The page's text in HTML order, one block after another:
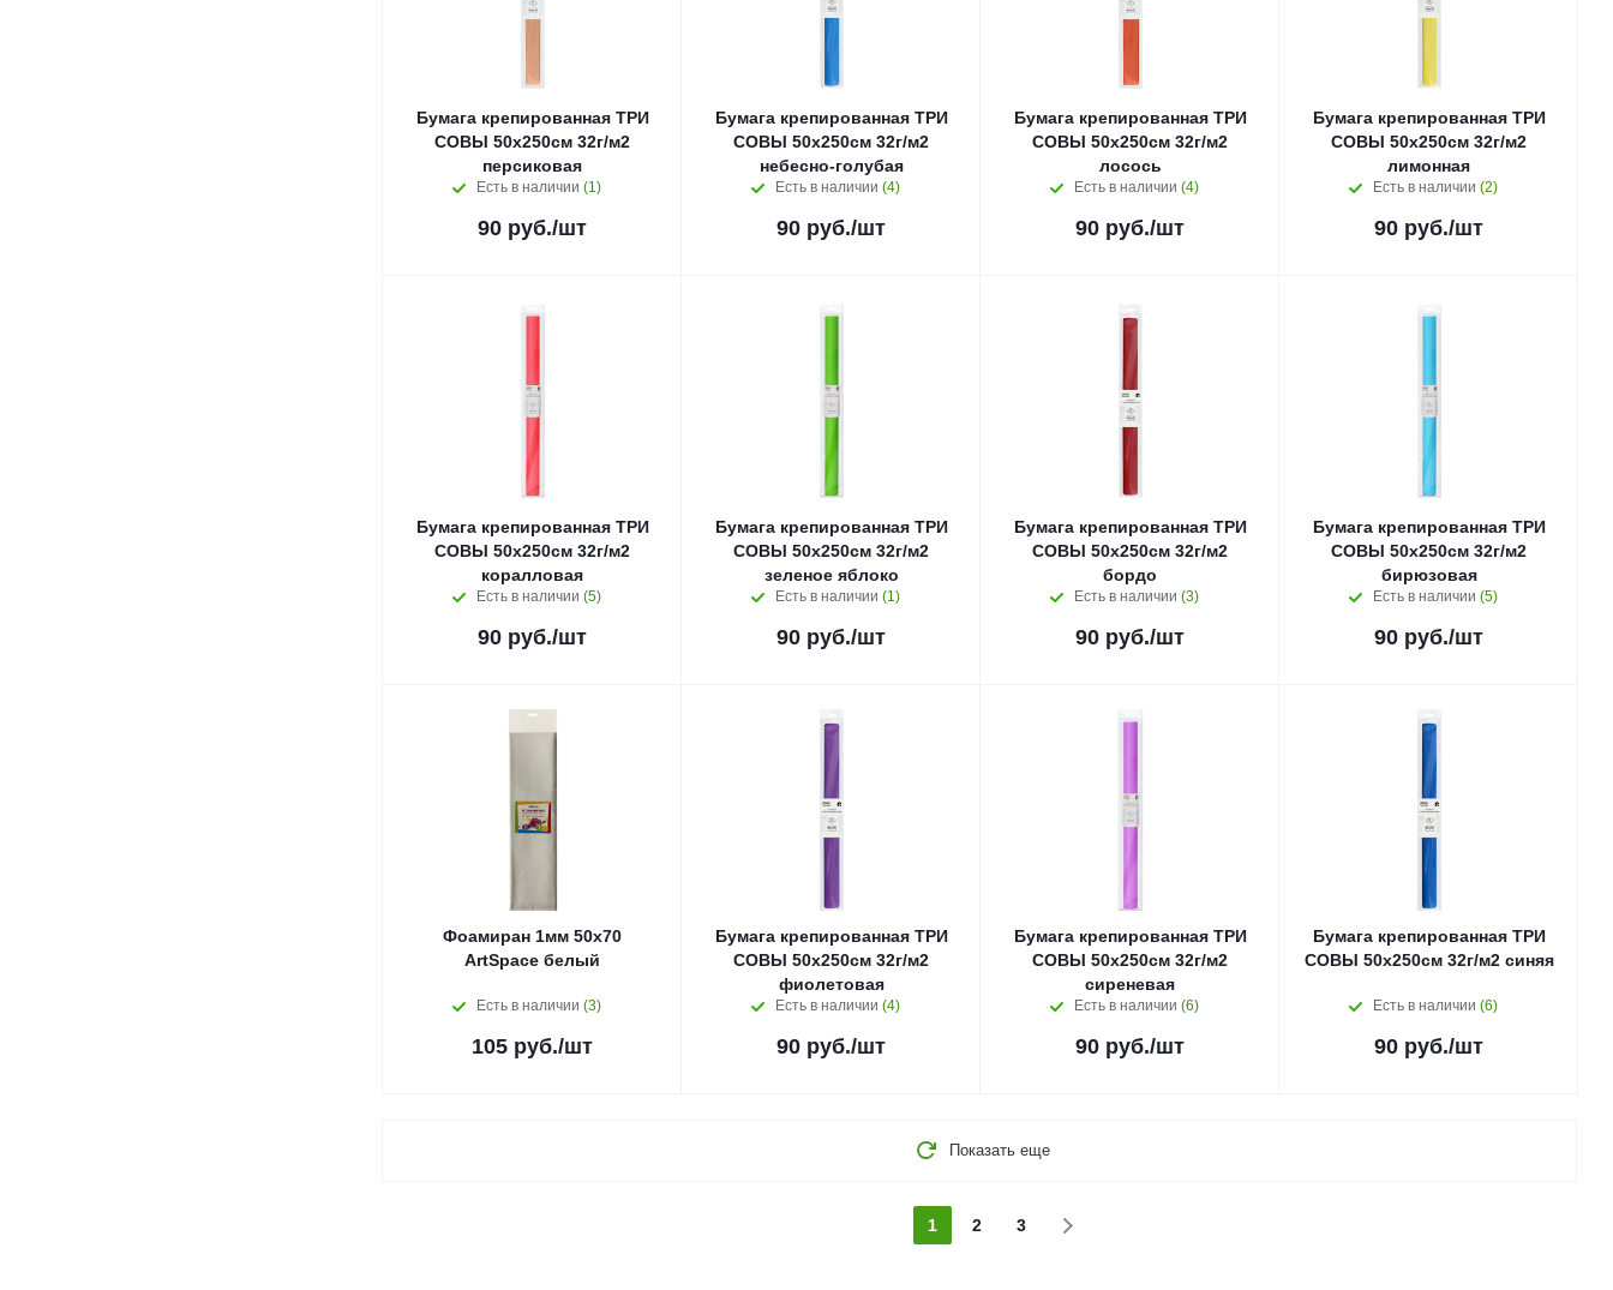
Бумага крепированная ТРИ
СОВЫ 50x250см 32г/м2
персиковая
Есть в наличии (1)
90 руб./шт
Бумага крепированная ТРИ
СОВЫ 50x250см 32г/м2
небесно-голубая
Есть в наличии (4)
90 руб./шт
Бумага крепированная ТРИ
СОВЫ 50x250см 32г/м2
лосось
Есть в наличии (4)
90 руб./шт
Бумага крепированная ТРИ
СОВЫ 50x250см 32г/м2
лимонная
Есть в наличии (2)
90 руб./шт
Бумага крепированная ТРИ
СОВЫ 50x250см 32г/м2
коралловая
Есть в наличии (5)
90 руб./шт
Бумага крепированная ТРИ
СОВЫ 50x250см 32г/м2
зеленое яблоко
Есть в наличии (1)
90 руб./шт
Бумага крепированная ТРИ
СОВЫ 50x250см 32г/м2
бордо
Есть в наличии (3)
90 руб./шт
Бумага крепированная ТРИ
СОВЫ 50x250см 32г/м2
бирюзовая
Есть в наличии (5)
90 руб./шт
Фоамиран 1мм 50х70
ArtSpace белый
Есть в наличии (3)
105 руб./шт
Бумага крепированная ТРИ
СОВЫ 50х250см 32г/м2
фиолетовая
Есть в наличии (4)
90 руб./шт
Бумага крепированная ТРИ
СОВЫ 50х250см 32г/м2
сиреневая
Есть в наличии (6)
90 руб./шт
Бумага крепированная ТРИ
СОВЫ 50х250см 32г/м2 синяя
Есть в наличии (6)
90 руб./шт
Показать еще
1 2 3